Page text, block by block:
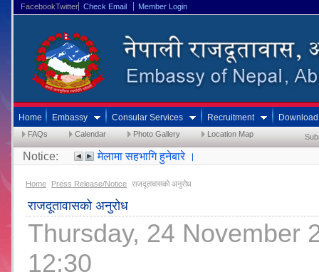
FacebookTwitter Check Email Member Login
Home Embassy Consular Services Recruitment Download
FAQs Calendar Photo Gallery Location Map
Notice:
Home Press Release/Notice राजदूतावासको अनुरोध
राजदूतावासको अनुरोध
Thursday, 24 November
12:30